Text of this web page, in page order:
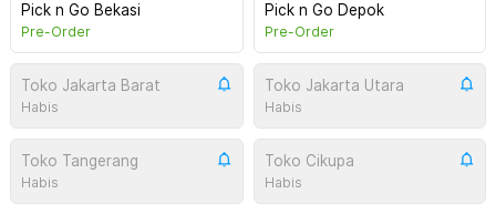
Pick n Go Bekasi
Pre-Order
Pick n Go Depok
Pre-Order
Toko Jakarta Barat
Habis
Toko Jakarta Utara
Habis
Toko Tangerang
Habis
Toko Cikupa
Habis